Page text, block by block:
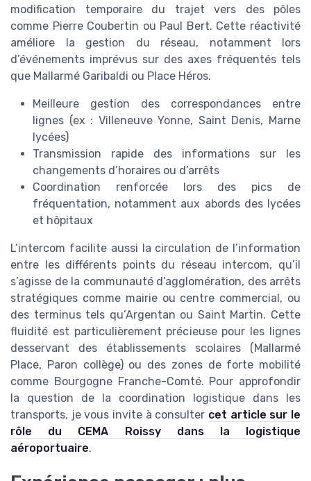
modification temporaire du trajet vers des pôles
comme Pierre Coubertin ou Paul Bert. Cette réactivité
améliore la gestion du réseau, notamment lors
d’événements imprévus sur des axes fréquentés tels
que Mallarmé Garibaldi ou Place Héros.
Meilleure gestion des correspondances entre
lignes (ex : Villeneuve Yonne, Saint Denis, Marne
lycées)
Transmission rapide des informations sur les
changements d’horaires ou d’arrêts
Coordination renforcée lors des pics de
fréquentation, notamment aux abords des lycées
et hôpitaux
L’intercom facilite aussi la circulation de l’information
entre les différents points du réseau intercom, qu’il
s’agisse de la communauté d’agglomération, des arrêts
stratégiques comme mairie ou centre commercial, ou
des terminus tels qu’Argentan ou Saint Martin. Cette
fluidité est particulièrement précieuse pour les lignes
desservant des établissements scolaires (Mallarmé
Place, Paron collège) ou des zones de forte mobilité
comme Bourgogne Franche-Comté. Pour approfondir
la question de la coordination logistique dans les
transports, je vous invite à consulter cet article sur le
rôle du CEMA Roissy dans la logistique
aéroportuaire.